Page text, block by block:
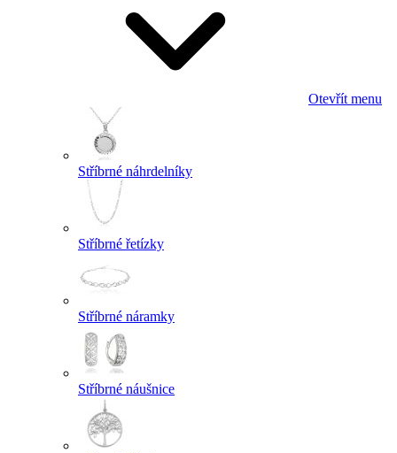
Otevřít menu
Stříbrné náhrdelníky
Stříbrné řetízky
Stříbrné náramky
Stříbrné náušnice